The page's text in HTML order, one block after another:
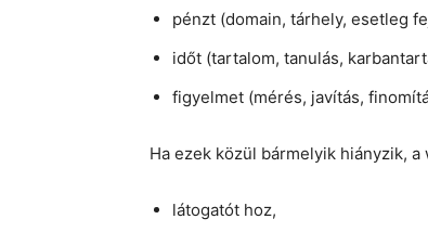
pénzt (domain, tárhely, esetleg
időt (tartalom, tanulás,
figyelmet (mérés, javítás,
Ha ezek közül bármelyik hiányzik,
látogatót hoz,